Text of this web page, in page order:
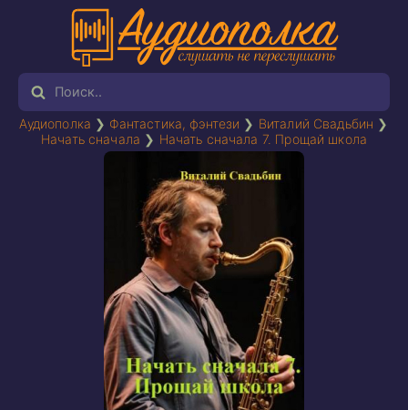
Аудиополка ❯ Фантастика, фэнтези ❯ Виталий Свадьбин ❯
Начать сначала ❯ Начать сначала 7. Прощай школа